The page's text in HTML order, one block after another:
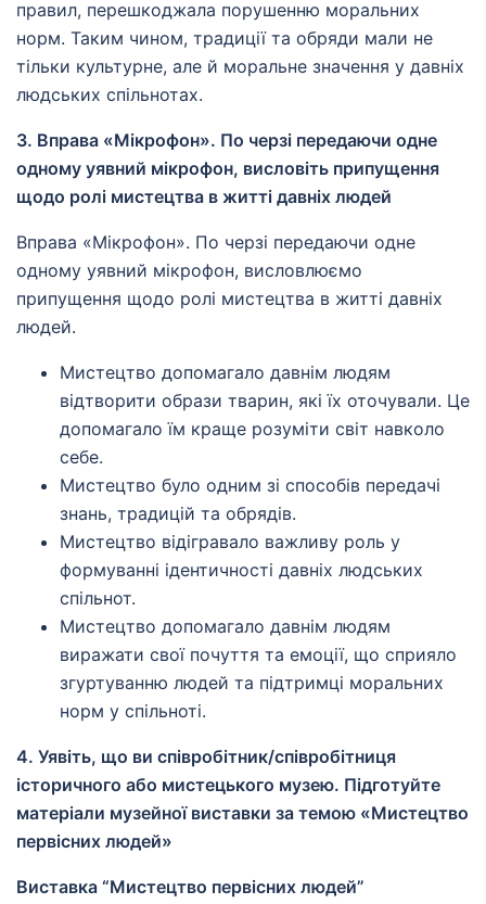
правил, перешкоджала порушенню моральних
норм. Таким чином, традиції та обряди мали не
тільки культурне, але й моральне значення у давніх
людських спільнотах.
3. Вправа «Мікрофон». По черзі передаючи одне
одному уявний мікрофон, висловіть припущення
щодо ролі мистецтва в житті давніх людей
Вправа «Мікрофон». По черзі передаючи одне
одному уявний мікрофон, висловлюємо
припущення щодо ролі мистецтва в житті давніх
людей.
Мистецтво допомагало давнім людям
відтворити образи тварин, які їх оточували. Це
допомагало їм краще розуміти світ навколо
себе.
Мистецтво було одним зі способів передачі
знань, традицій та обрядів.
Мистецтво відігравало важливу роль у
формуванні ідентичності давніх людських
спільнот.
Мистецтво допомагало давнім людям
виражати свої почуття та емоції, що сприяло
згуртуванню людей та підтримці моральних
норм у спільноті.
4. Уявіть, що ви співробітник/співробітниця
історичного або мистецького музею. Підготуйте
матеріали музейної виставки за темою «Мистецтво
первісних людей»
Виставка “Мистецтво первісних людей”